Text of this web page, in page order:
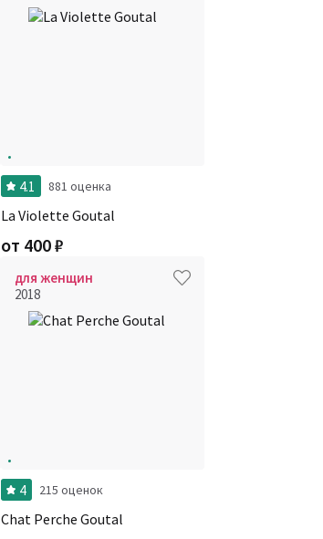
4.1 881 оценка
La Violette Goutal
от 400₽
для женщин
2018
4 215 оценок
Chat Perche Goutal